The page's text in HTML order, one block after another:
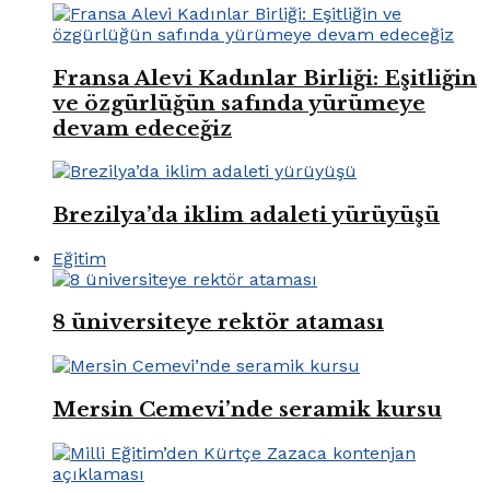
Fransa Alevi Kadınlar Birliği: Eşitliğin
ve özgürlüğün safında yürümeye
devam edeceğiz
Brezilya’da iklim adaleti yürüyüşü
Eğitim
8 üniversiteye rektör ataması
Mersin Cemevi’nde seramik kursu